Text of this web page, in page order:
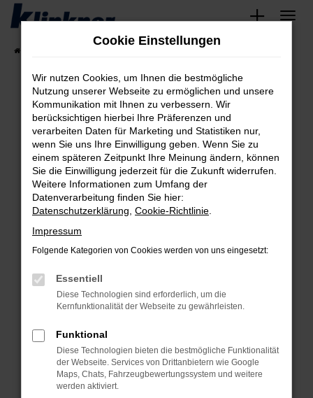
Zum
springen
Fehler: Network Error
Beim Laden ist ein Fehler aufgetreten.
Hier sind ein paar Tipps, die dir helfen können:
Überprüfe deine Firewall und deine
Internetverbindung.
Laden andere Webseiten, zum Beispiel deine
Suchmaschine?
Prüfe deine Browsererweiterungen.
können das Laden bestimmter Seiten
verhindern. Funktioniert die Seite in einem
anderen Browser oder in einem privaten
Starte dein Gerät neu.
Das kann manchmal helfen, vorübergehende
Probleme zu beheben.
Cookie Einstellungen
Wir nutzen Cookies, um Ihnen die bestmögliche
Nutzung unserer Webseite zu ermöglichen und unsere
Kommunikation mit Ihnen zu verbessern. Wir
berücksichtigen hierbei Ihre Präferenzen und
verarbeiten Daten für Marketing und Statistiken nur,
wenn Sie uns Ihre Einwilligung geben. Wenn Sie zu
einem späteren Zeitpunkt Ihre Meinung ändern, können
Sie die Einwilligung jederzeit für die Zukunft widerrufen.
Weitere Informationen zum Umfang der
Datenverarbeitung finden Sie hier:
Datenschutzerklärung Cookie-Richtlinie
Impressum
Folgende Kategorien von Cookies werden von uns eingesetzt:
Essentiell
Diese Technologien sind erforderlich, um die
Kernfunktionalität der Webseite zu gewährleisten.
Funktional
Diese Technologien bieten die bestmögliche Funktionalität
der Webseite. Services von Drittanbietern wie Google
Maps, Chats, Fahrzeugbewertungssystem und weitere
werden aktiviert.